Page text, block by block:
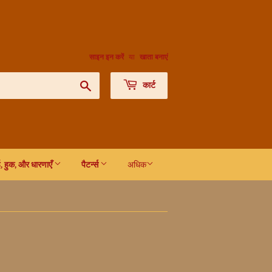
साइन इन करें या खाता बनाएं
कार्ट
हुक, और धारणाएँ पैटर्न्स अधिक